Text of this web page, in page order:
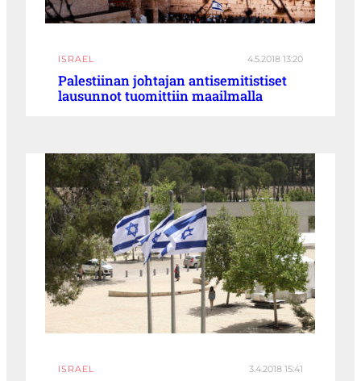
ISRAEL 4.5.2018 13:20
Palestiinan johtajan antisemitistiset
lausunnot tuomittiin maailmalla
ISRAEL 3.4.2018 15:41